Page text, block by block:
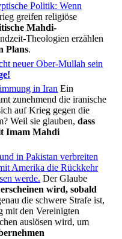
Politik: Wenn
greifen religiöse
Mahdi-
Theologien erzählen
Plans.
neuer Ober-Mullah sein
in Iran Ein
zunehmend die iranische
auf Krieg gegen die
Weil sie glauben,dass
Imam Mahdi
in Pakistan verbreiten
Amerika die Rückkehr
werde. Der Glaube
wird, sobald
die schwere Strafe ist,
mit den Vereinigten
auslösen wird, um